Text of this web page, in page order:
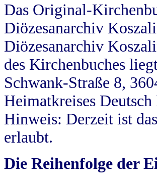
Das Original-
Diözesanarchiv
Diözesanarchiv
des Kirchenbuches
Schwank-Straße 8,
Heimatkreises
Hinweis: Derzeit ist
erlaubt.
Die Reihenfolge der